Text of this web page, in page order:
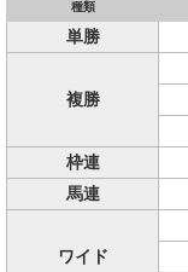
種類
単勝
複勝
枠連
馬連
ワイド